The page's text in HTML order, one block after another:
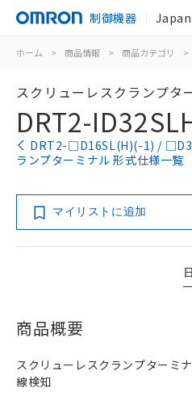
制御機器 Japan
ホーム > 商品情報 > 商品カテゴリ >
スクリューレスクランプタ
DRT2-
DRT2-□D16SL(H)(-1) /
ランプターミナル 形式仕様一覧
マイリストに追加
商品概要
スクリューレスクランプターミ
線検知